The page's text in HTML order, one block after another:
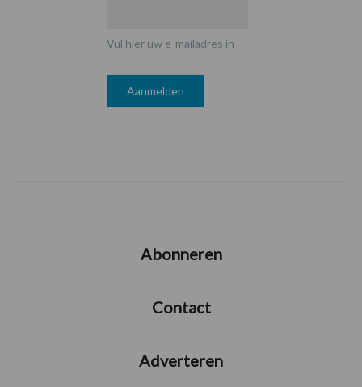
Vul hier uw e-mailadres in
Abonneren
Contact
Adverteren